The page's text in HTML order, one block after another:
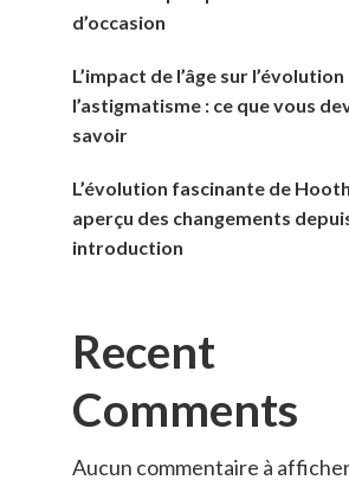
d’occasion
L’impact de l’âge sur l’évolution
l’astigmatisme : ce que vous
savoir
L’évolution fascinante de
aperçu des changements
introduction
Recent
Comments
Aucun commentaire à